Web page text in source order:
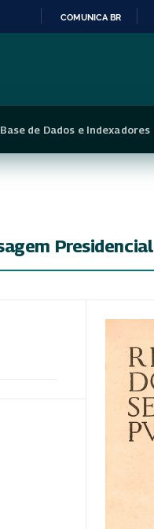
CONTEÚDO
COMUNICA BR
Base de Dados e Indexadores
Presidencial